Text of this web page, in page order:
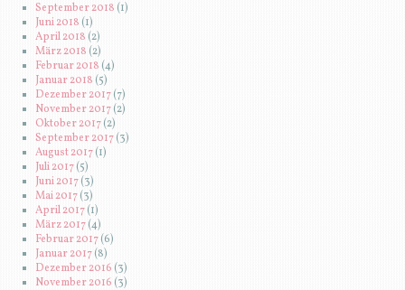
September 2018 (1)
Juni 2018 (1)
April 2018 (2)
März 2018 (2)
Februar 2018(4)
Januar 2018 (5)
Dezember 2017(7)
November 2017(2)
Oktober 2017(2)
September 2017(3)
August 2017(1)
Juli 2017(5)
Juni 2017(3)
Mai 2017(3)
April 2017(1)
März 2017(4)
Februar 2017(6)
Januar 2017(8)
Dezember 2016 (3)
November 2016 (3)